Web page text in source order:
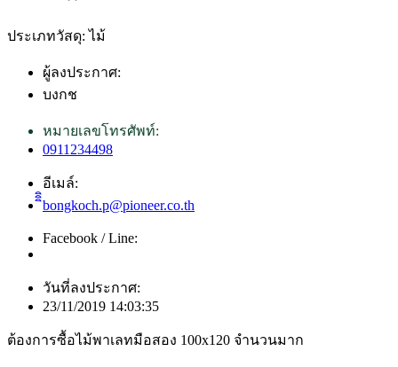
ประเภทวัสดุ: ไม้
ผู้ลงประกาศ:
บงกช
หมายเลขโทรศัพท์:
0911234498
อีเมล์:
ิิิbongkoch.p@pioneer.co.th
Facebook / Line:
วันที่ลงประกาศ:
23/11/2019 14:03:35
ต้องการซื้อไม้พาเลทมือสอง 100x120 จำนวนมาก